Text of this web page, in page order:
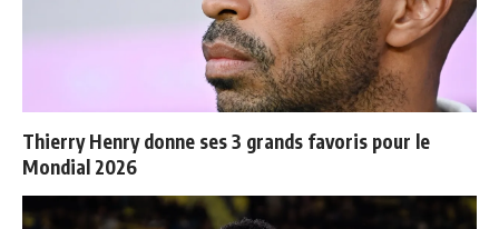
Thierry Henry donne ses 3 grands favoris pour le
Mondial 2026